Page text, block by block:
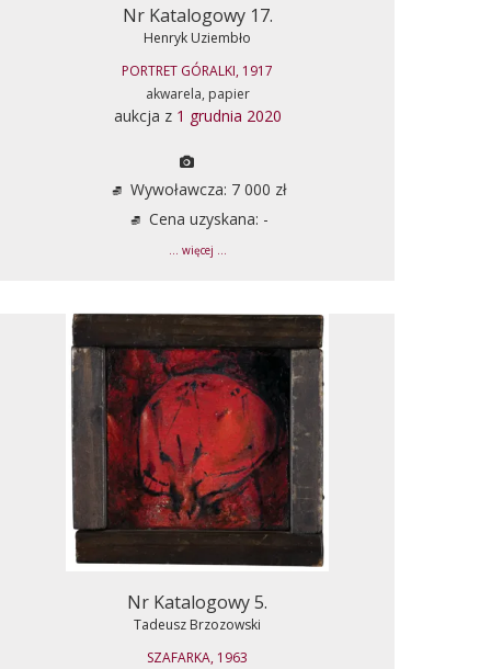
Nr Katalogowy 17.
Henryk Uziembło
PORTRET GÓRALKI, 1917
akwarela, papier
aukcja z 1 grudnia 2020
Wywoławcza: 7 000 zł
Cena uzyskana: -
... więcej ...
Nr Katalogowy 5.
Tadeusz Brzozowski
SZAFARKA, 1963